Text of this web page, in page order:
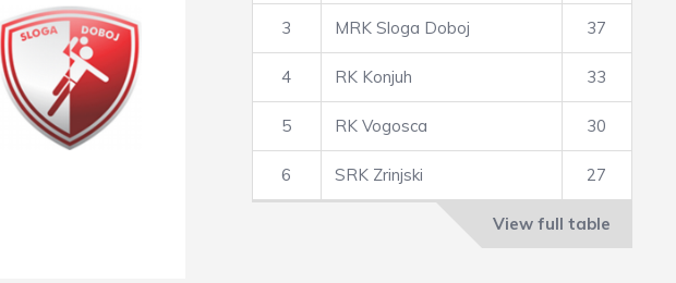
3 MRK Sloga Doboj 37
4 RK Konjuh 33
5 RK Vogosca 30
6 SRK Zrinjski 27
View full table